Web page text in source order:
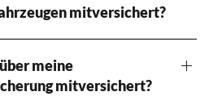
mitversichert?
meine
mitversichert?